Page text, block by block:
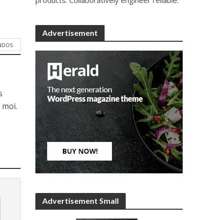
Advertisement
Advertisement Small